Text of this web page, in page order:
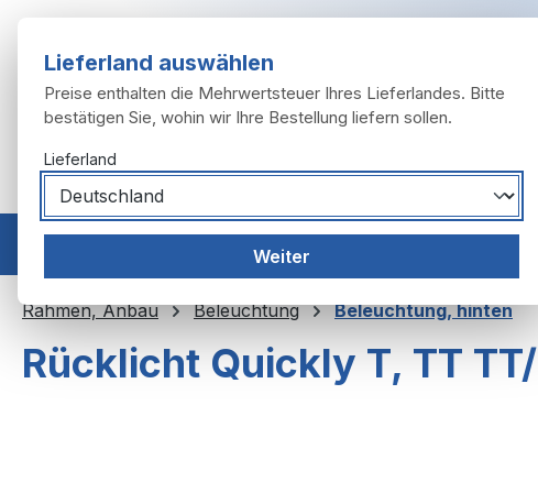
Rahmen, Anbau Beleuchtung Beleuchtung, hinten
Rücklicht Quickly T, TT
Lieferland auswählen
Preise enthalten die Mehrwertsteuer Ihres Lieferlandes. Bitte
bestätigen Sie, wohin wir Ihre Bestellung liefern sollen.
Lieferland
Weiter